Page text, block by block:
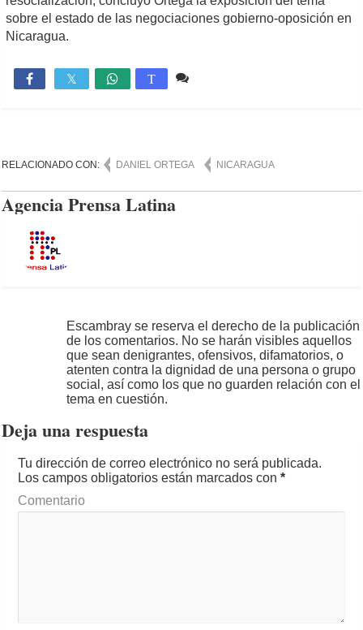
sobre el estado de las negociaciones gobierno-oposición en
Nicaragua.
 T
RELACIONADO CON: DANIEL ORTEGA NICARAGUA
Agencia Prensa Latina
Escambray se reserva el derecho de la publicación
de los comentarios. No se harán visibles aquellos
que sean denigrantes, ofensivos, difamatorios, o
atenten contra la dignidad de una persona o grupo
social, así como los que no guarden relación con el
tema en cuestión.
Deja una respuesta
Tu dirección de correo electrónico no será publicada.
Los campos obligatorios están marcados con*
Comentario